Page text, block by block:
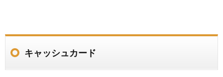
キャッシュカード